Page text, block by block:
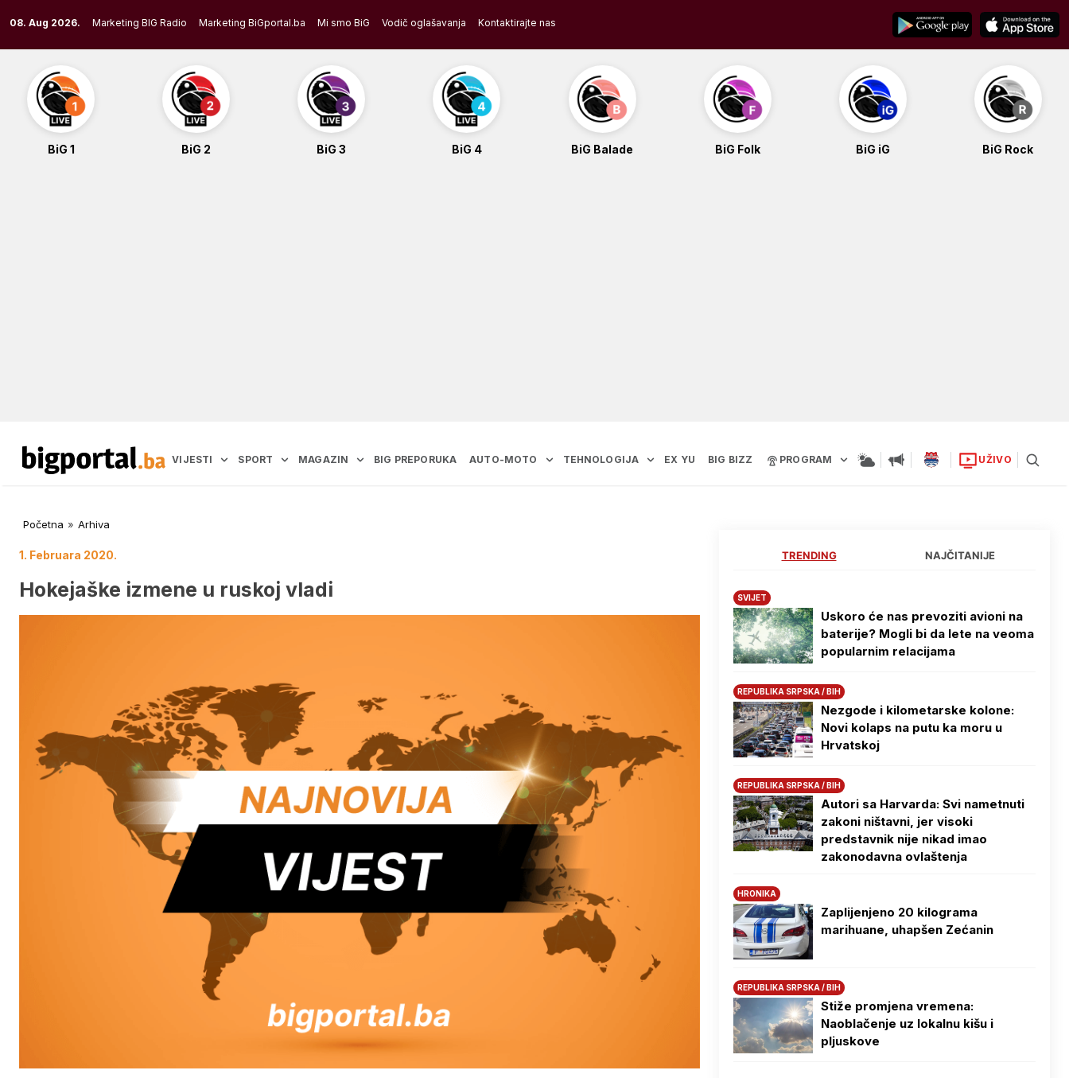
to
content
08. Aug 2026. Marketing BIG Radio Marketing BiGportal.ba Mi smo BiG Vodič oglašavanja Kontaktirajte nas
BiG 1 BiG 2 BiG 3 BiG 4 BiG Balade BiG Folk BiG iG BiG Rock
VIJESTI SPORT MAGAZIN BIG PREPORUKA AUTO-MOTO TEHNOLOGIJA EX YU BIG BIZZ PROGRAM UŽIVO
Početna » Arhiva
1. Februara 2020.
Hokejaške izmene u ruskoj vladi
TRENDING NAJČITANIJE
SVIJET
Uskoro će nas prevoziti avioni na
baterije? Mogli bi da lete na veoma
popularnim relacijama
REPUBLIKA SRPSKA / BIH
Nezgode i kilometarske kolone:
Novi kolaps na putu ka moru u
Hrvatskoj
REPUBLIKA SRPSKA / BIH
Autori sa Harvarda: Svi nametnuti
zakoni ništavni, jer visoki
predstavnik nije nikad imao
zakonodavna ovlaštenja
HRONIKA
Zaplijenjeno 20 kilograma
marihuane, uhapšen Zećanin
REPUBLIKA SRPSKA / BIH
Stiže promjena vremena:
Naoblačenje uz lokalnu kišu i
pljuskove